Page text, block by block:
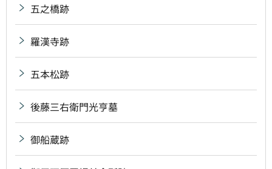
五之橋跡
羅漢寺跡
五本松跡
後藤三右衛門光亨墓
御船蔵跡